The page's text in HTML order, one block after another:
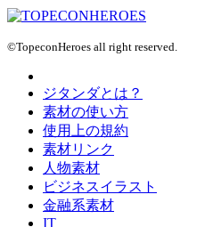
©TopeconHeroes all right reserved.
ジタンダとは？
素材の使い方
使用上の規約
素材リンク
人物素材
ビジネスイラスト
金融系素材
IT